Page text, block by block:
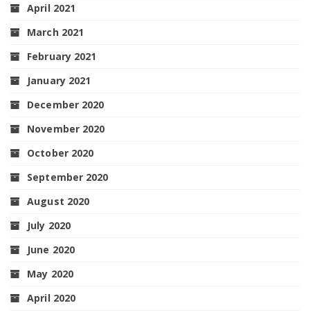
April 2021
March 2021
February 2021
January 2021
December 2020
November 2020
October 2020
September 2020
August 2020
July 2020
June 2020
May 2020
April 2020